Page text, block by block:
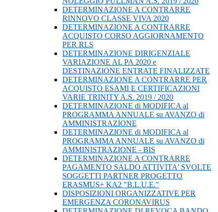
DETERMINAZIONE A CONTRARRE
RINNOVO CLASSE VIVA 2020
DETERMINAZIONE A CONTRARRE
ACQUISTO CORSO AGGIORNAMENTO
PER RLS
DETERMINAZIONE DIRIGENZIALE
VARIAZIONE AL PA 2020 e
DESTINAZIONE ENTRATE FINALIZZATE
DETERMINAZIONE A CONTRARRE PER
ACQUISTO ESAMI E CERTIFICAZIONI
VARIE TRINITY A.S. 2019 / 2020
DETERMINAZIONE di MODIFICA al
PROGRAMMA ANNUALE su AVANZO di
AMMINISTRAZIONE
DETERMINAZIONE di MODIFICA al
PROGRAMMA ANNUALE su AVANZO di
AMMINISTRAZIONE - BIS
DETERMINAZIONE A CONTRARRE
PAGAMENTO SALDO ATTIVITA' SVOLTE
SOGGETTI PARTNER PROGETTO
ERASMUS+ KA2 "B.L.U.E."
DISPOSIZIONI ORGANIZZATIVE PER
EMERGENZA CORONAVIRUS